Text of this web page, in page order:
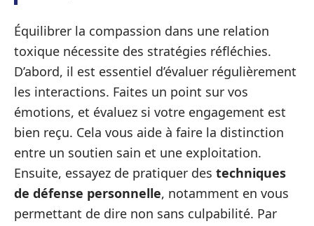
Équilibrer la compassion dans une relation
toxique nécessite des stratégies réfléchies.
D’abord, il est essentiel d’évaluer régulièrement
les interactions. Faites un point sur vos
émotions, et évaluez si votre engagement est
bien reçu. Cela vous aide à faire la distinction
entre un soutien sain et une exploitation.
Ensuite, essayez de pratiquer des techniques
de défense personnelle, notamment en vous
permettant de dire non sans culpabilité. Par